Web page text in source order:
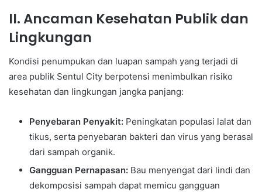
II. Ancaman Kesehatan Publik dan
Lingkungan
Kondisi penumpukan dan luapan sampah yang terjadi di
area publik Sentul City berpotensi menimbulkan risiko
kesehatan dan lingkungan jangka panjang:
Penyebaran Penyakit: Peningkatan populasi lalat dan
tikus, serta penyebaran bakteri dan virus yang berasal
dari sampah organik.
Gangguan Pernapasan: Bau menyengat dari lindi dan
dekomposisi sampah dapat memicu gangguan